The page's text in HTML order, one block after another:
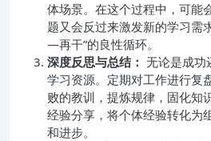
体场景。在这个过程中，可能
题又会反过来激发新的学习
—再干”的良性循环。
深度反思与总结： 无论是成功
学习资源。定期对工作进行复
败的教训，提炼规律，固化知
经验分享，将个体经验转化为
和进步。